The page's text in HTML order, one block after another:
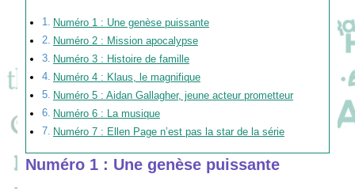
Numéro 1 : Une genèse puissante
Numéro 2 : Mission apocalypse
Numéro 3 : Histoire de famille
Numéro 4 : Klaus, le magnifique
Numéro 5 : Aidan Gallagher, jeune acteur prometteur
Numéro 6 : La musique
Numéro 7 : Ellen Page n’est pas la star de la série
Numéro 1 : Une genèse puissante